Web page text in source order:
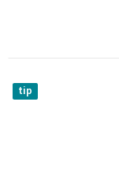
tip